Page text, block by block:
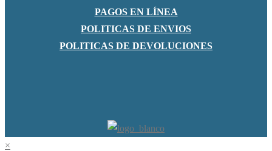
PAGOS EN LÍNEA
POLITICAS DE ENVIOS
POLITICAS DE DEVOLUCIONES
×